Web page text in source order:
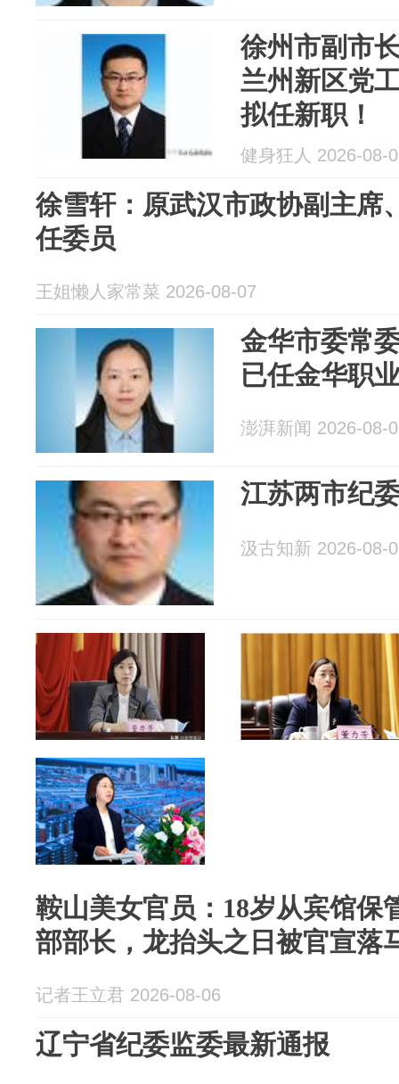
徐州市副市
兰州新区党
拟任新职！
健身狂人 2026-08-
徐雪轩：原武汉市政协副主席
任委员
王姐懒人家常菜 2026-08-07
金华市委常
已任金华职
澎湃新闻 2026-08-
江苏两市纪
汲古知新 2026-08-
鞍山美女官员：18岁从宾馆保
部部长，龙抬头之日被官宣落
记者王立君 2026-08-06
辽宁省纪委监委最新通报